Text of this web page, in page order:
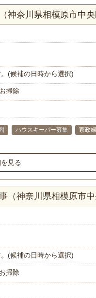
神奈川県相模原市中
(候補の日時から選択)
掃除
ハウスキーパー募集
家政
見る
（神奈川県相模原市
(候補の日時から選択)
掃除